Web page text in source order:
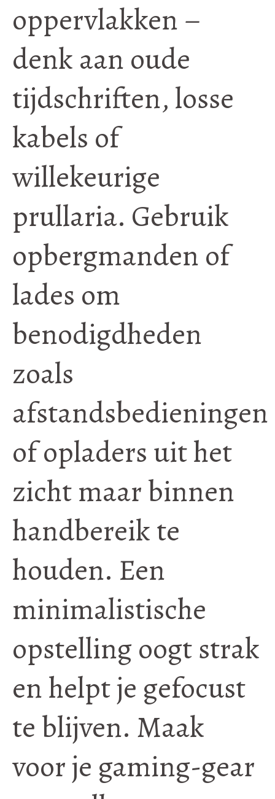
oppervlakken –
denk aan oude
tijdschriften, losse
kabels of
willekeurige
prullaria. Gebruik
opbergmanden of
lades om
benodigdheden
zoals
afstandsbedieningen
of opladers uit het
zicht maar binnen
handbereik te
houden. Een
minimalistische
opstelling oogt strak
en helpt je gefocust
te blijven. Maak
voor je gaming-gear